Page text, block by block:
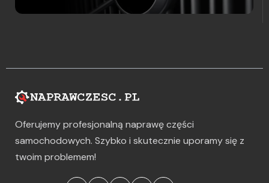
Oferujemy profesjonalną naprawę części
samochodowych. Szybko i skutecznie uporamy się z
twoim problemem!